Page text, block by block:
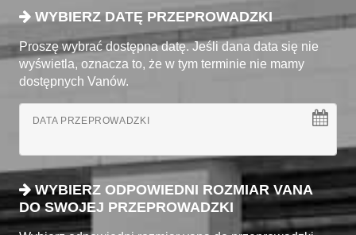
WYBIERZ DATĘ PRZEPROWADZKI
Proszę wybrać dostępna datę. Jeśli dana data się nie
wyświetla, oznacza to, że w tym terminie nie mamy
dostępnych Vanów.
DATA PRZEPROWADZKI
WYBIERZ ODPOWIEDNI ROZMIAR VANA
DO SWOJEJ PRZEPROWADZKI